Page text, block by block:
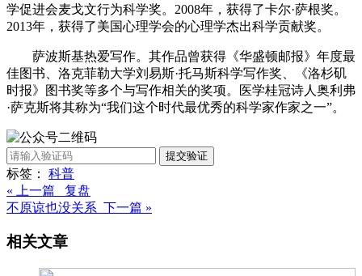
学促进会麦戈文行为科学奖。2008年，获得了卡尔·萨根奖。
2013年，获得了美国心理学会的心理学杰出科学贡献奖。
萨波斯基热爱写作。其作品曾获得《华盛顿邮报》年度最
佳图书、洛克菲勒大学刘易斯·托马斯科学写作奖、《洛杉矶
时报》图书奖等多个与写作相关的奖项。医学桂冠诗人奥利弗
·萨克斯将其称为“我们这个时代最优秀的科学家作家之一”。
提交验证
标签：
科普
« 上一篇 复盘
不原谅也没关系 下一篇 »
相关文章